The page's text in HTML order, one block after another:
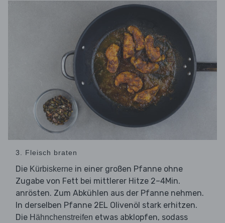
3. Fleisch braten
Die Kürbiskerne in einer großen Pfanne ohne
Zugabe von Fett bei mittlerer Hitze 2–4Min.
anrösten. Zum Abkühlen aus der Pfanne nehmen.
In derselben Pfanne 2EL Olivenöl stark erhitzen.
Die Hähnchenstreifen etwas abklopfen, sodass